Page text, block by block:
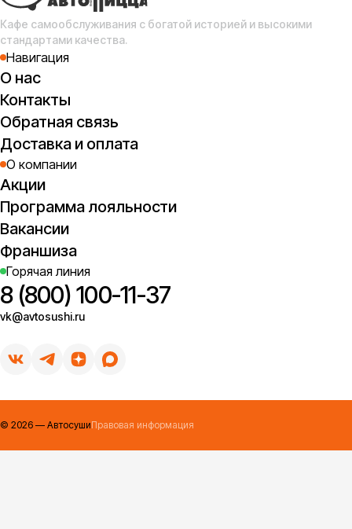
Кафе самообслуживания с богатой историей и высокими
стандартами качества.
Навигация
О нас
Контакты
Обратная связь
Доставка и оплата
О компании
Акции
Программа лояльности
Вакансии
Франшиза
Горячая линия
8 (800) 100-11-37
vk@avtosushi.ru
© 2026 — АвтосушиПравовая информация